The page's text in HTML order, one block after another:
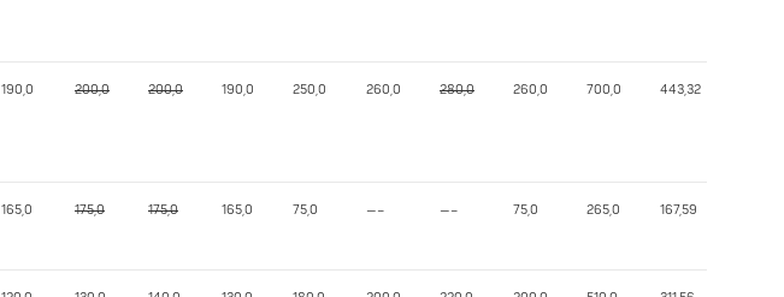
190,0 200,0 200,0 190,0 250,0 260,0 280,0 260,0 700,0 443,32
165,0 175,0 175,0 165,0 75,0 —– —– 75,0 265,0 167,59